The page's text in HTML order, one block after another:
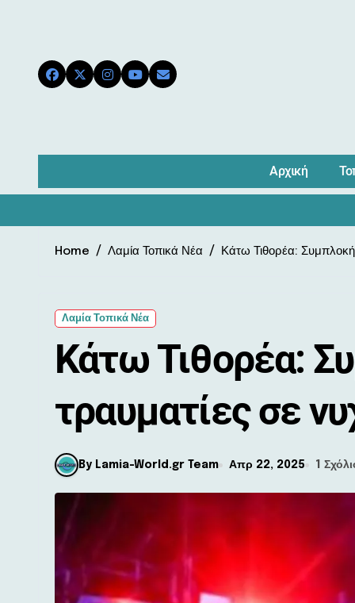
Αρχική
Home Λαμία Τοπικά Νέα Κάτω Τιθορέα: Συμπλοκή
Λαμία Τοπικά Νέα
Κάτω Τιθορέα:
τραυματίες σε
By Lamia-World.gr Team Απρ 22, 2025 1